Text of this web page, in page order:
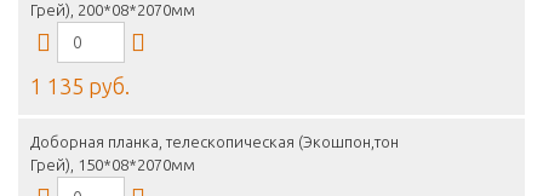
Грей), 200*08*2070мм
1 135 руб.
Доборная планка, телескопическая (Экошпон,тон
Грей), 150*08*2070мм